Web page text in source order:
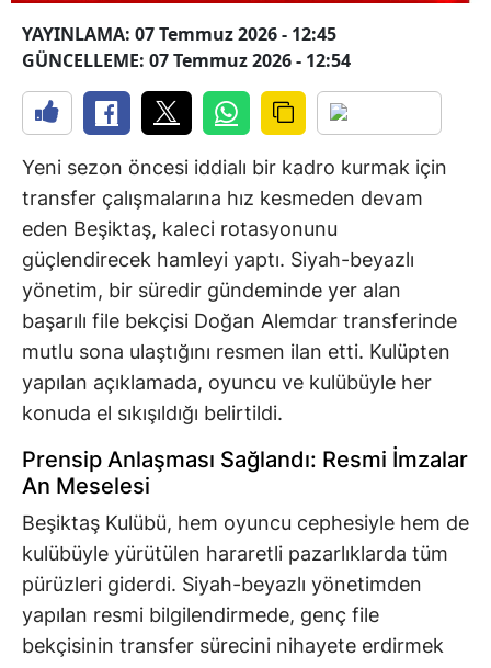
YAYINLAMA: 07 Temmuz 2026 - 12:45
GÜNCELLEME: 07 Temmuz 2026 - 12:54
Yeni sezon öncesi iddialı bir kadro kurmak için
transfer çalışmalarına hız kesmeden devam
eden Beşiktaş, kaleci rotasyonunu
güçlendirecek hamleyi yaptı. Siyah-beyazlı
yönetim, bir süredir gündeminde yer alan
başarılı file bekçisi Doğan Alemdar transferinde
mutlu sona ulaştığını resmen ilan etti. Kulüpten
yapılan açıklamada, oyuncu ve kulübüyle her
konuda el sıkışıldığı belirtildi.
Prensip Anlaşması Sağlandı: Resmi İmzalar
An Meselesi
Beşiktaş Kulübü, hem oyuncu cephesiyle hem de
kulübüyle yürütülen hararetli pazarlıklarda tüm
pürüzleri giderdi. Siyah-beyazlı yönetimden
yapılan resmi bilgilendirmede, genç file
bekçisinin transfer sürecini nihayete erdirmek